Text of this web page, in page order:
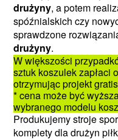
drużyny, a potem
spóźnialskich czy
sprawdzone
drużyny.
W większości
sztuk koszulek zapłaci
otrzymując projekt
* cena może być
wybranego modelu
Produkujemy stroje
komplety dla drużyn